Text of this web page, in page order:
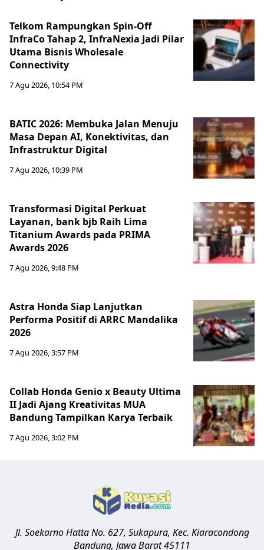
Telkom Rampungkan Spin-Off
InfraCo Tahap 2, InfraNexia Jadi Pilar
Utama Bisnis Wholesale
Connectivity
7 Agu 2026, 10:54 PM
BATIC 2026: Membuka Jalan Menuju
Masa Depan AI, Konektivitas, dan
Infrastruktur Digital
7 Agu 2026, 10:39 PM
Transformasi Digital Perkuat
Layanan, bank bjb Raih Lima
Titanium Awards pada PRIMA
Awards 2026
7 Agu 2026, 9:48 PM
Astra Honda Siap Lanjutkan
Performa Positif di ARRC Mandalika
2026
7 Agu 2026, 3:57 PM
Collab Honda Genio x Beauty Ultima
II Jadi Ajang Kreativitas MUA
Bandung Tampilkan Karya Terbaik
7 Agu 2026, 3:02 PM
Jl. Soekarno Hatta No. 627, Sukapura, Kec. Kiaracondong
Bandung, Jawa Barat45111